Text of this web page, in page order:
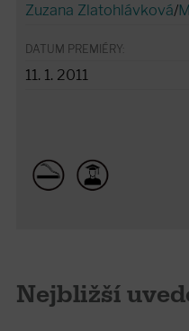
Zuzana Zlatohlávková/
DATUM PREMIÉRY:
11. 1. 2011
Nejbližší